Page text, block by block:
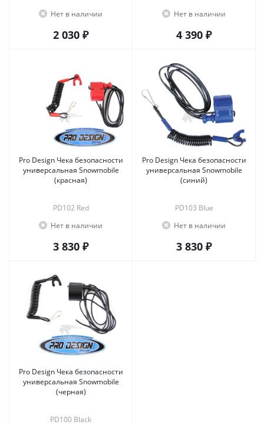
Нет в наличии
2 030 ₽
Нет в наличии
4 390 ₽
Pro Design Чека безопасности
универсальная Snowmobile
(красная)
PD102 Red
Нет в наличии
3 830 ₽
Pro Design Чека безопасности
универсальная Snowmobile
(синий)
PD103 Blue
Нет в наличии
3 830 ₽
Pro Design Чека безопасности
универсальная Snowmobile
(черная)
PD100 Black